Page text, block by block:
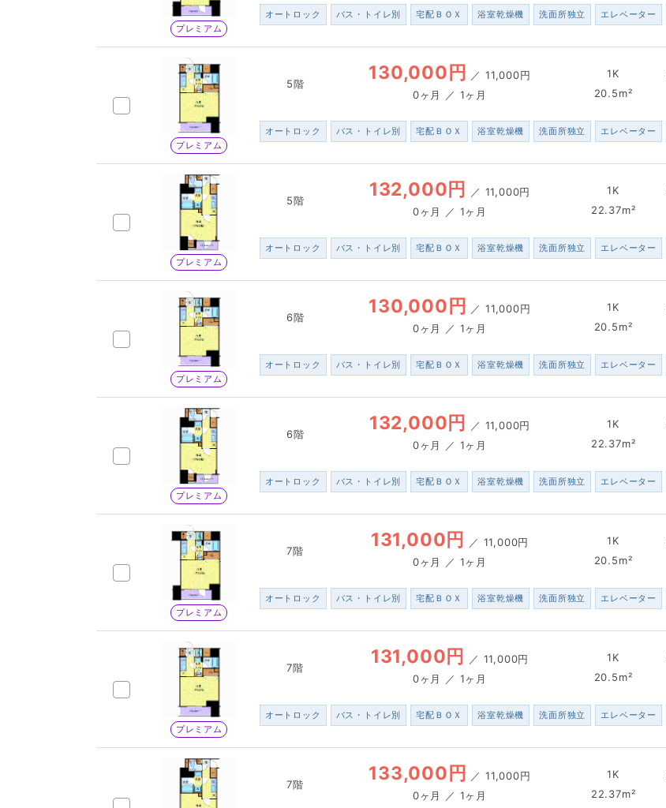
プレミアム
オートロック バス・トイレ別 宅配ＢＯＸ 浴室乾燥機 洗面所独立 エレベーター
プレミアム
5階 130,000円 ／11,000円
0ヶ月 ／ 1ヶ月
1K
20.5m²
オートロック バス・トイレ別 宅配ＢＯＸ 浴室乾燥機 洗面所独立 エレベーター
プレミアム
5階 132,000円 ／ 11,000円
0ヶ月 ／ 1ヶ月
1K
22.37m²
オートロック バス・トイレ別 宅配ＢＯＸ 浴室乾燥機 洗面所独立 エレベーター
プレミアム
6階 130,000円 ／11,000円
0ヶ月 ／ 1ヶ月
1K
20.5m²
オートロック バス・トイレ別 宅配ＢＯＸ 浴室乾燥機 洗面所独立 エレベーター
プレミアム
6階 132,000円 ／ 11,000円
0ヶ月 ／ 1ヶ月
1K
22.37m²
オートロック バス・トイレ別 宅配ＢＯＸ 浴室乾燥機 洗面所独立 エレベーター
プレミアム
7階 131,000円 ／ 11,000円
0ヶ月 ／ 1ヶ月
1K
20.5m²
オートロック バス・トイレ別 宅配ＢＯＸ 浴室乾燥機 洗面所独立 エレベーター
プレミアム
7階 131,000円 ／ 11,000円
0ヶ月 ／ 1ヶ月
1K
20.5m²
オートロック バス・トイレ別 宅配ＢＯＸ 浴室乾燥機 洗面所独立 エレベーター
7階 133,000円 ／11,000円
0ヶ月 ／ 1ヶ月
1K
22.37m²